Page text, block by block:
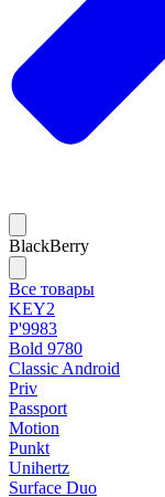
BlackBerry
Все товары
KEY2
P'9983
Bold 9780
Classic Android
Priv
Passport
Motion
Punkt
Unihertz
Surface Duo